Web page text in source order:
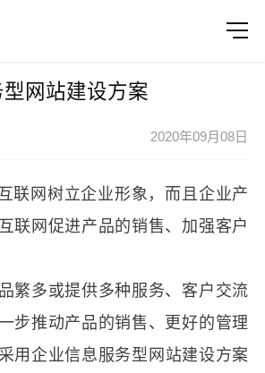
网站建设方案
2020年09月08日
联网树立企业形象，而且企业产
联网促进产品的销售、加强客户
多或提供多种服务、客户交流
步推动产品的销售、更好的管理
用企业信息服务型 网站建设方案